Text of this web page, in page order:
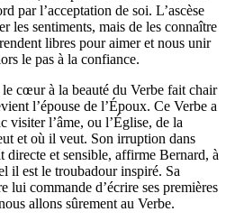
par l’acceptation de soi. L’ascèse
les sentiments, mais de les connaître
libres pour aimer et nous unir
le pas à la confiance.
cœur à la beauté du Verbe fait chair
l’épouse de l’Époux. Ce Verbe a
visiter l’âme, ou l’Église, de la
et où il veut. Son irruption dans
directe et sensible, affirme Bernard, à
il est le troubadour inspiré. Sa
lui commande d’écrire ses premières
allons sûrement au Verbe.